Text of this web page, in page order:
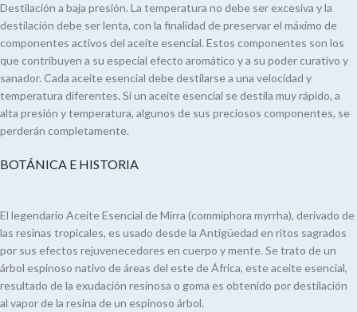
Destilación a baja presión. La temperatura no debe ser excesiva y la
destilación debe ser lenta, con la finalidad de preservar el máximo de
componentes activos del aceite esencial. Estos componentes son los
que contribuyen a su especial efecto aromático y a su poder curativo y
sanador. Cada aceite esencial debe destilarse a una velocidad y
temperatura diferentes. Si un aceite esencial se destila muy rápido, a
alta presión y temperatura, algunos de sus preciosos componentes, se
perderán completamente.
BOTÁNICA E HISTORIA
El legendario Aceite Esencial de Mirra (commiphora myrrha), derivado de
las resinas tropicales, es usado desde la Antigüedad en ritos sagrados
por sus efectos rejuvenecedores en cuerpo y mente. Se trato de un
árbol espinoso nativo de áreas del este de África, este aceite esencial,
resultado de la exudación resinosa o goma es obtenido por destilación
al vapor de la resina de un espinoso árbol.